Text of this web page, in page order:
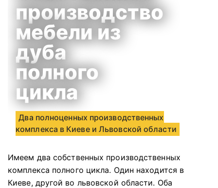
производство
мебели из
дуба
полного
цикла
Два полноценных производственных
комплекса в Киеве и Львовской области
Имеем два собственных производственных
комплекса полного цикла. Один находится в
Киеве, другой во львовской области. Оба